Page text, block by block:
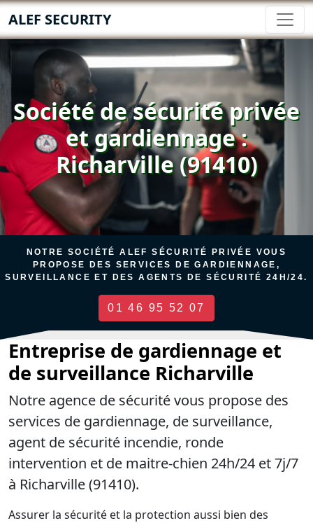
ALEF SECURITY
Société de sécurité privée
et gardiennage :
Richarville (91410)
NOTRE SOCIÉTÉ ALEF SÉCURITÉ PRIVÉE VOUS
PROPOSE DES SERVICES DE GARDIENNAGE,
SURVEILLANCE ET DES AGENTS DE SÉCURITÉ 24H/24.
01 46 95 52 07
Entreprise de gardiennage et
de surveillance Richarville
Notre agence de sécurité vous propose des
services de gardiennage, de surveillance,
agent de sécurité incendie, ronde
intervention et de maitre-chien 24h/24 et 7j/7
à Richarville (91410).
Assurer la sécurité et la protection aussi bien des